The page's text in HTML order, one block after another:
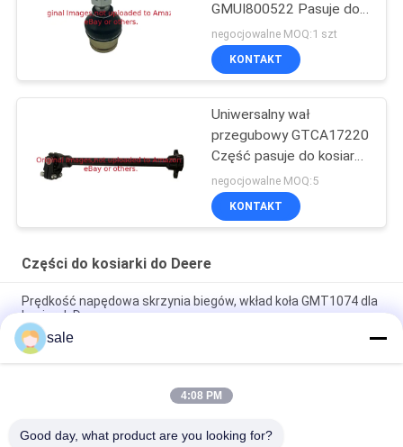
GMUI800522 Pasuje do
pojazdu użytkowego
Deere ProGator
negocjowalne MOQ:1 szt
KONTAKT
Uniwersalny wał
przegubowy GTCA17220
Część pasuje do kosiarki
Deere
negocjowalne MOQ:5
KONTAKT
Części do kosiarki do Deere
Prędkość napędowa skrzynia biegów, wkład koła GMT1074 dla
kosiarek Deere
Sprzęgło Pro Gator 2030 2020 Tarcza dociskowa sprzęgła
GM809222 GM809221 Pasuje do Deere
Części do kosiarki Rozrusznik silnika GAM878176 Pasuje do
sale
4:08 PM
Good day, what product are you looking for?